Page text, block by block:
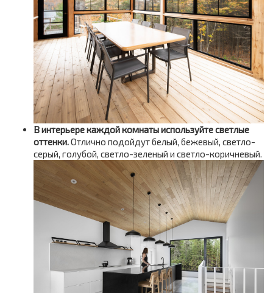
В интерьере каждой комнаты используйте светлые
оттенки.Отлично подойдут белый, бежевый, светло-
серый, голубой, светло-зеленый и светло-коричневый.